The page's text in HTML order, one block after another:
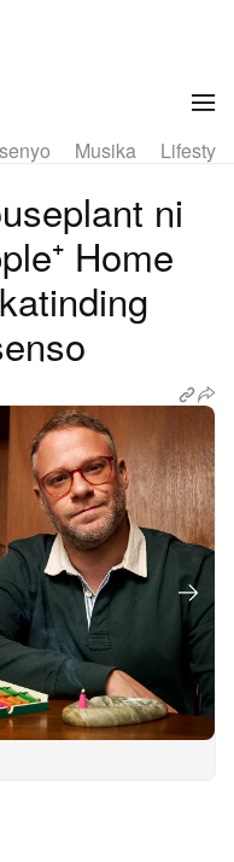
Musika Lifestyle
ni
Home